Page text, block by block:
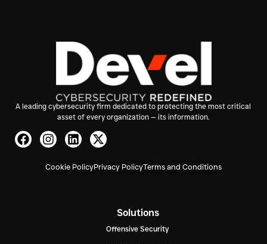
A leading cybersecurity firm dedicated to protecting the most critical
asset of every organization — its information.
Cookie PolicyPrivacy PolicyTerms and Conditions
Solutions
Offensive Security